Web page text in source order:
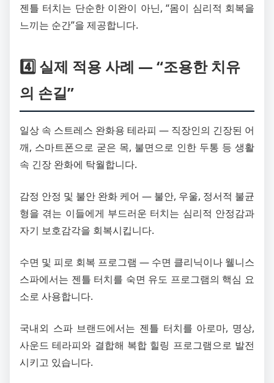
젠틀 터치는 단순한 이완이 아닌, “몸이 심리적 회복을
느끼는 순간”을 제공합니다.
4️⃣ 실제 적용 사례 — “조용한 치유
의 손길”
일상 속 스트레스 완화용 테라피 — 직장인의 긴장된 어
깨, 스마트폰으로 굳은 목, 불면으로 인한 두통 등 생활
속 긴장 완화에 탁월합니다.
감정 안정 및 불안 완화 케어 — 불안, 우울, 정서적 불균
형을 겪는 이들에게 부드러운 터치는 심리적 안정감과
자기 보호감각을 회복시킵니다.
수면 및 피로 회복 프로그램 — 수면 클리닉이나 웰니스
스파에서는 젠틀 터치를 숙면 유도 프로그램의 핵심 요
소로 사용합니다.
국내외 스파 브랜드에서는 젠틀 터치를 아로마, 명상,
사운드 테라피와 결합해 복합 힐링 프로그램으로 발전
시키고 있습니다.